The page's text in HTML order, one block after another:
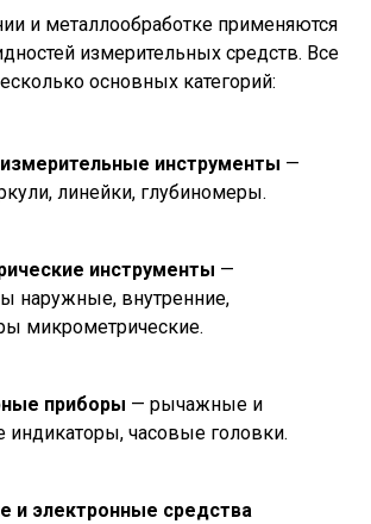
и металлообработке применяются
измерительных средств. Все
основных категорий:
инструменты —
линейки, глубиномеры.
инструменты —
наружные, внутренние,
микрометрические.
приборы — рычажные и
индикаторы, часовые головки.
и электронные средства